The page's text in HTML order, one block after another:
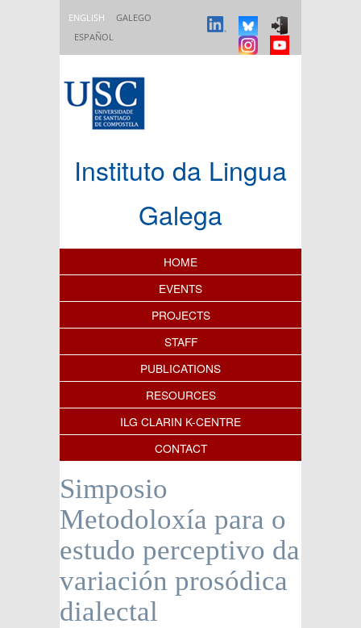
ENGLISH
GALEGO
ESPAÑOL
Instituto da Lingua
Galega
Content Index
HOME
EVENTS
PROJECTS
STAFF
PUBLICATIONS
RESOURCES
ILG CLARIN K-CENTRE
CONTACT
Simposio
Metodoloxía para o
estudo perceptivo da
variación prosódica
dialectal